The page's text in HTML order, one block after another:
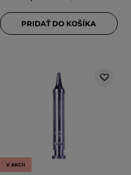
PRIDAŤ DO KOŠÍKA
V AKCII